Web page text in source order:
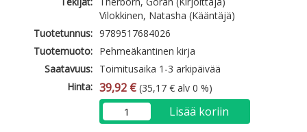
Vilokkinen, Natasha (Kääntäjä)
Tuotetunnus: 9789517684026
Tuotemuoto: Pehmeäkantinen kirja
Saatavuus: Toimitusaika 1-3 arkipäivää
Hinta: 39,92 € (35,17 € alv 0 %)
Lisää koriin